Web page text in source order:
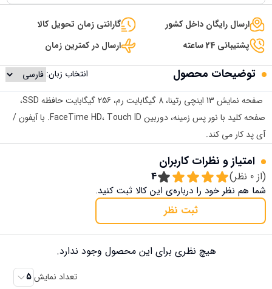
ارسال رایگان داخل کشور
گارانتی زمان تحویل کالا
پشتیبانی 24 ساعته
ارسال در کمترین زمان
توضیحات محصول
انتخاب زبان:
صفحه نمایش 13 اینچی رتینا، 8 گیگابایت رم، 256 گیگابایت حافظه SSD،
صفحه کلید با نور پس زمینه، دوربین FaceTime HD، Touch ID. با آیفون /
آی پد کار می کند.
امتیاز و نظرات کاربران
(از 0 نظر) 4
شما هم نظر خود را درباره‌ی این کالا ثبت کنید.
ثبت نظر
هیچ نظری برای این محصول وجود ندارد.
تعداد نمایش 5